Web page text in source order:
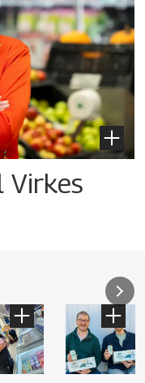
Virkes